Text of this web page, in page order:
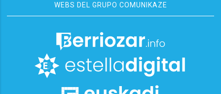
WEBS DEL GRUPO COMUNIKAZE